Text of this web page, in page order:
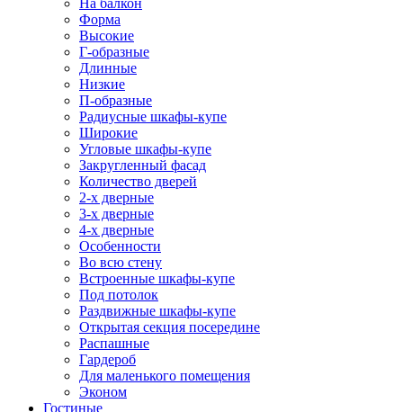
На балкон
Форма
Высокие
Г-образные
Длинные
Низкие
П-образные
Радиусные шкафы-купе
Широкие
Угловые шкафы-купе
Закругленный фасад
Количество дверей
2-х дверные
3-х дверные
4-х дверные
Особенности
Во всю стену
Встроенные шкафы-купе
Под потолок
Раздвижные шкафы-купе
Открытая секция посередине
Распашные
Гардероб
Для маленького помещения
Эконом
Гостиные